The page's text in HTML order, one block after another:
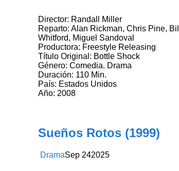
Director: Randall Miller
Reparto: Alan Rickman, Chris Pine,
Whitford, Miguel Sandoval
Productora: Freestyle Releasing
Título Original: Bottle Shock
Género: Comedia. Drama
Duración: 110 Min.
País: Estados Unidos
Año: 2008
Sueños Rotos (1999)
DramaSep 242025